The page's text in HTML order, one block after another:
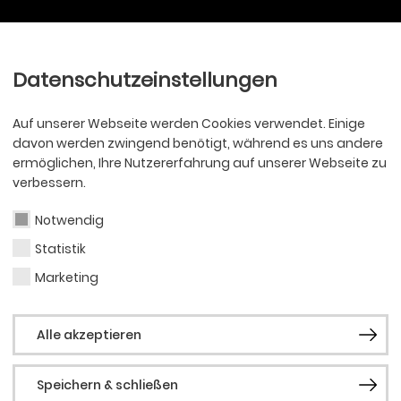
Datenschutzeinstellungen
Auf unserer Webseite werden Cookies verwendet. Einige
davon werden zwingend benötigt, während es uns andere
ermöglichen, Ihre Nutzererfahrung auf unserer Webseite zu
verbessern.
Notwendig
Statistik
Marketing
Alle akzeptieren
Speichern & schließen